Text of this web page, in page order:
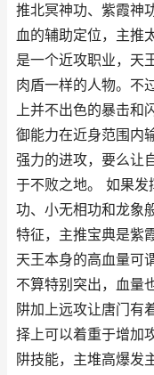
推北冥神功、紫霞神
血的辅助定位，主推
是一个近攻职业，天
肉盾一样的人物。不
上并不出色的暴击和
御能力在近身范围内
强力的进攻，要么让
于不败之地。 如果发
功、小无相功和龙象
特征，主推宝典是紫
天王本身的高血量可
不算特别突出，血量
阱加上远攻让唐门有
择上可以着重于增加
阱技能，主堆高爆发